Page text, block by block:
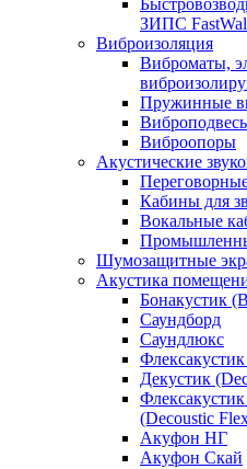
ЗИПС
Виброизоляция
Виброматы,
Пружинные
Виброопоры
Акустические
Кабины для
Вокальные
Шумозащитные
Акустика
Бонакустик
Саундборд
Саундлюкс
Декустик
(Decoustic
Акуфон НГ
Акуфон Скай